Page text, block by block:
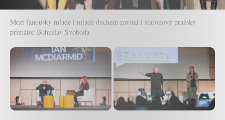
Mezi fanoušky mladé i mladé duchem zavítal i staronový pražský
primátor Bohuslav Svoboda